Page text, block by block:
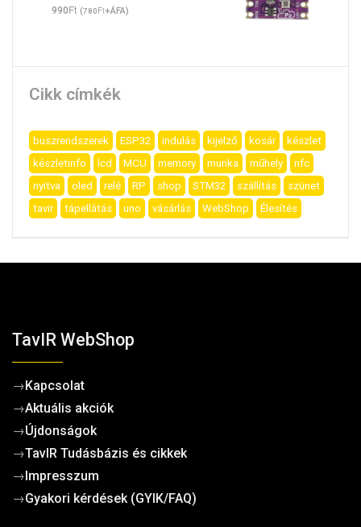
990Ft (780Ft+ÁFA)
Cikk címkék
buszrendszerek ESP32 indulás kijelző kosár
készlet
készletinfo
lcd MCU memory munka műhely
nfc
nyitva
oled relé RP shop STM32 szállítás
szünet
tavir
tápellátás uno vásárlás WebShop Élesítés
TavIR WebShop
→Kapcsolat
→Aktuális akciók
→Újdonságok
→TavIR Tudásbázis és cikkek
→Impresszum
→Gyakori kérdések (GYIK/FAQ)